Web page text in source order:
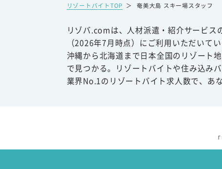
リゾートバイトTOP ＞ 奄美大島 スキー場スタッフ
リゾバ.comは、人材派遣・紹介サービス
（2026年7月時点）にご利用いただいてい
沖縄から北海道まで日本全国のリゾート
で見つかる。リゾートバイトや住み込み
業界No.1のリゾートバイト求人数で、あ